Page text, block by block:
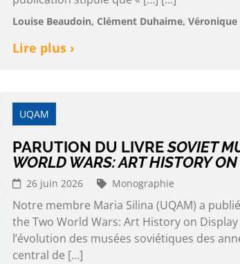
Louise Beaudoin, Clément Duhaime,
Lire plus ›
UQAM
PARUTION DU LIVRESOVIET
WORLD WARS: ART HISTORY
26 juin 2026 Monographie
Notre membre Maria Silina (UQAM) a
the Two World Wars: Art History on
l’évolution des musées soviétiques des
central de […]